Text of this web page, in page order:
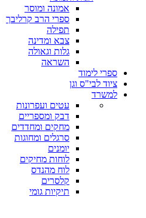
אמונה ומוסר
ספרי הרב קרליבך
תפילה
צבא ומדינה
גלות וגאולה
השראה
ספרי לימוד
ציוד לבי"ס וגן
למשרד
עטים ועפרונות
דבק ומספריים
מחקים ומחדדים
סרגלים ומחוגות
יומנים
לוחות מחיקים
לוח מהנדס
קלסרים
תיקיות גומי